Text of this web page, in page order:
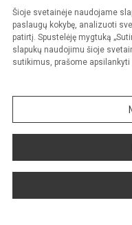
Šioje svetainėje naudojame
paslaugų kokybę, analizuoti
patirtį. Spustelėję mygtuką
slapukų naudojimu šioje
sutikimus, prašome apsilankyti
© 2021. Klaipėdos
Kopijuoti turinį be raštiško
Prieinamumo
Sumanus būdas